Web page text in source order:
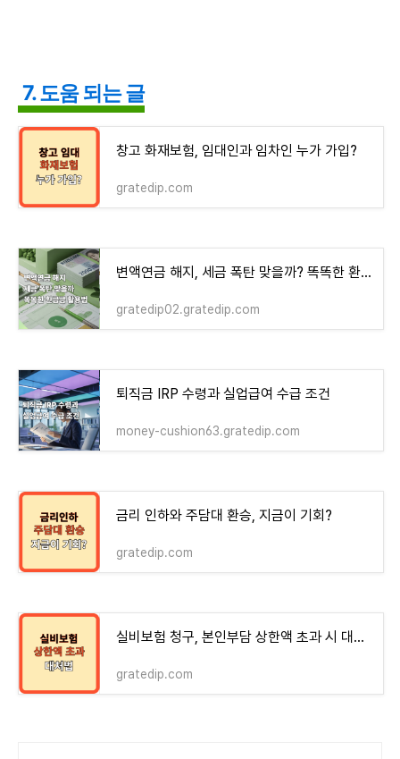
7. 도움 되는 글
창고 화재보험, 임대인과 임차인 누가 가입?
gratedip.com
변액연금 해지, 세금 폭탄 맞을까? 똑똑한 환급금 활용법
gratedip02.gratedip.com
퇴직금 IRP 수령과 실업급여 수급 조건
money-cushion63.gratedip.com
금리 인하와 주담대 환승, 지금이 기회?
gratedip.com
실비보험 청구, 본인부담 상한액 초과 시 대처법
gratedip.com